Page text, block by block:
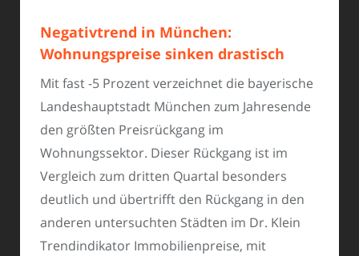
Negativtrend in München:
Wohnungspreise sinken drastisch
Mit fast -5 Prozent verzeichnet die bayerische
Landeshauptstadt München zum Jahresende
den größten Preisrückgang im
Wohnungssektor. Dieser Rückgang ist im
Vergleich zum dritten Quartal besonders
deutlich und übertrifft den Rückgang in den
anderen untersuchten Städten im Dr. Klein
Trendindikator Immobilienpreise, mit